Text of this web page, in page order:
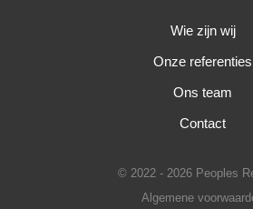
Wie zijn wij
Onze referenties
Ons team
Contact
© 2022 - 2026 Peoples
Algemene